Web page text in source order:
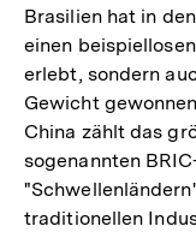
Brasilien hat in
einen
erlebt, sondern
Gewicht
China zählt das
sogenannten
traditionellen